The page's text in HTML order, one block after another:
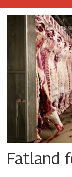
Fatland